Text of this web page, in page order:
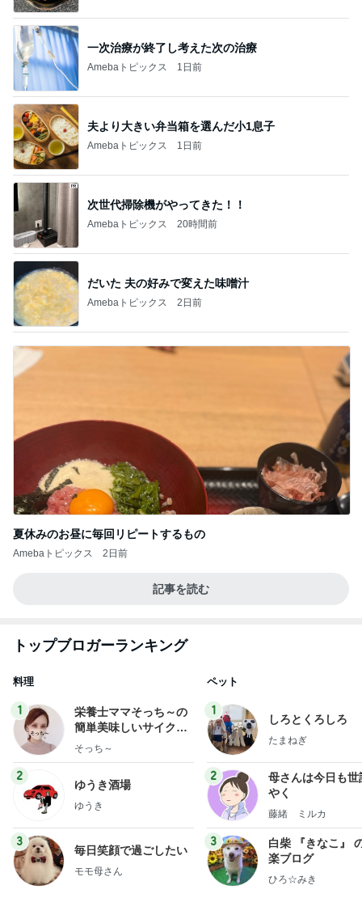
一次治療が終了し考えた次の治療
Amebaトピックス 1日前
夫より大きい弁当箱を選んだ小1息子
Amebaトピックス 1日前
次世代掃除機がやってきた！！
Amebaトピックス 20時間前
だいた 夫の好みで変えた味噌汁
Amebaトピックス 2日前
夏休みのお昼に毎回リピートするもの
Amebaトピックス 2日前
記事を読む
トップブロガーランキング
料理
1
栄養士ママそっち～の
簡単美味しいサイクル
献立
そっち～
2
ゆうき酒場
ゆうき
3
毎日笑顔で過ごしたい
モモ母さん
ペット
1
しろとくろしろ
たまねぎ
2
母さんは今日も世
やく
藤緒 ミルカ
3
白柴 『きなこ』
楽ブログ
ひろ☆みき